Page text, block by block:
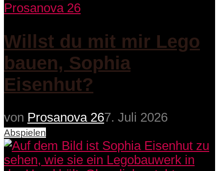
Prosanova 26
Willst du mit mir Lego
bauen, Sophia
Eisenhut?
von Prosanova 267. Juli 2026
Abspielen